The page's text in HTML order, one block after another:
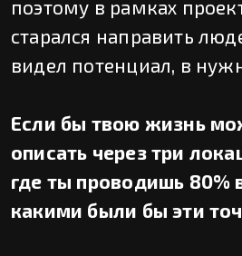
поэтому в рамках
старался направить
видел потенциал, в
Если бы твою жизнь
описать через три
где ты проводишь 80%
какими были бы эти